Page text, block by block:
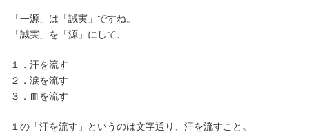
「一源」は「誠実」ですね。
「誠実」を「源」にして、
１．汗を流す
２．涙を流す
３．血を流す
１の「汗を流す」というのは文字通り、汗を流すこと。